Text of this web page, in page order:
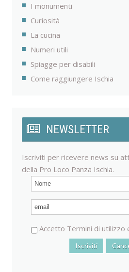
I monumenti
Curiosità
La cucina
Numeri utili
Spiagge per disabili
Come raggiungere Ischia
NEWSLETTER
Iscriviti per ricevere news su
della Pro Loco Panza Ischia.
Accetto Termini di utilizzo